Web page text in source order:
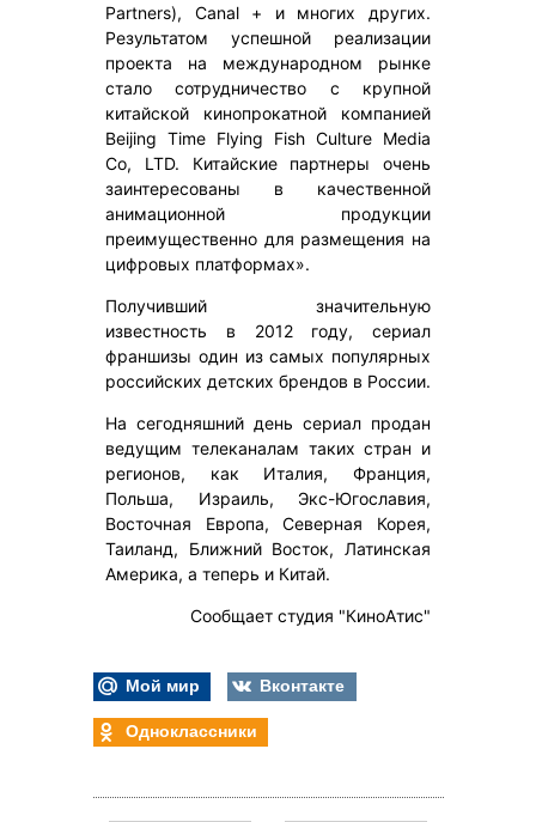
Partners), Canal + и многих других.
Результатом успешной реализации
проекта на международном рынке
стало сотрудничество с крупной
китайской кинопрокатной компанией
Beijing Time Flying Fish Culture Media
Co, LTD. Китайские партнеры очень
заинтересованы в качественной
анимационной продукции
преимущественно для размещения на
цифровых платформах».
Получивший значительную
известность в 2012 году, сериал
франшизы один из самых популярных
российских детских брендов в России.
На сегодняшний день сериал продан
ведущим телеканалам таких стран и
регионов, как Италия, Франция,
Польша, Израиль, Экс-Югославия,
Восточная Европа, Северная Корея,
Таиланд, Ближний Восток, Латинская
Америка, а теперь и Китай.
Сообщает студия "КиноАтис"
Мой мир
Вконтакте
Одноклассники